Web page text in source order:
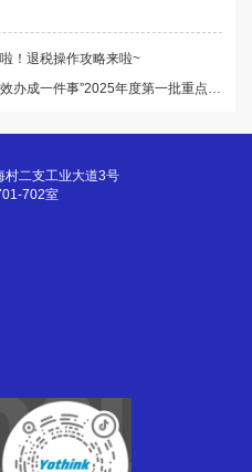
！退税操作攻略来啦~
下一篇 : 国务院办公厅关于印发《“高效办成一件事”2025年度第一批重点事项清单》的通知 国办函〔2025〕3号
村二支工业大道3号
702室